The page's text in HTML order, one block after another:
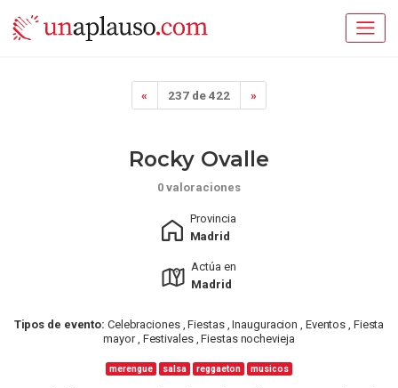
« 237 de 422 »
Rocky Ovalle
0 valoraciones
Provincia
Madrid
Actúa en
Madrid
Tipos de evento: Celebraciones , Fiestas , Inauguracion , Eventos , Fiesta
mayor , Festivales , Fiestas nochevieja
merengue salsa reggaeton musicos